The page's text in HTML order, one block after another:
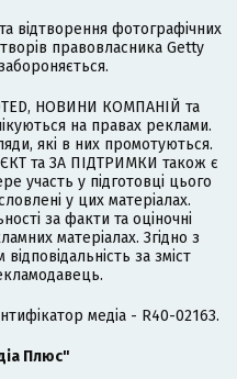
відтворення фотографічних
правовласника Getty
НОВИНИ КОМПАНІЙ та
на правах реклами.
які в них промотуються.
та ЗА ПІДТРИМКИ також є
участь у підготовці цього
у цих матеріалах.
за факти та оціночні
матеріалах. Згідно з
за зміст
медіа - R40-02163.
Плюс"